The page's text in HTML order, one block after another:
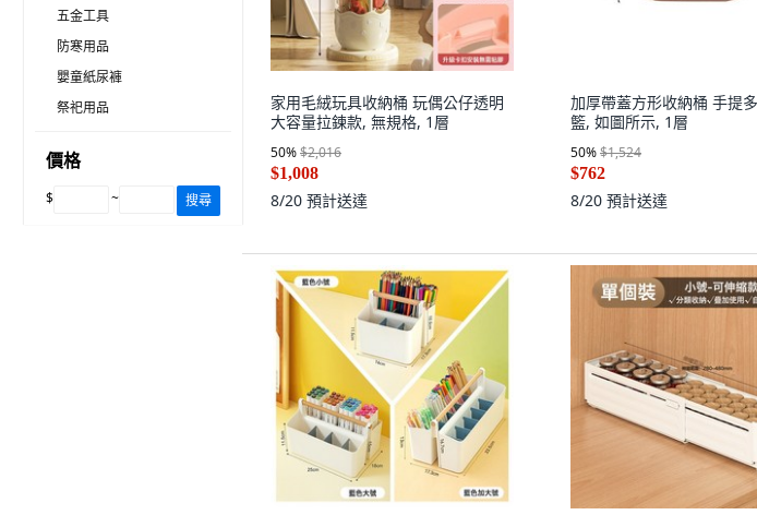
五金工具
防寒用品
嬰童紙尿褲
祭祀用品
價格
$ ~ 搜尋
家用毛絨玩具收納桶 玩偶公仔透明
大容量拉鍊款, 無規格, 1層
50%$2,016
$1,008
8/20 預計送達
加厚帶蓋方形收納桶 手提
籃, 如圖所示, 1層
50%$1,524
$762
8/20 預計送達